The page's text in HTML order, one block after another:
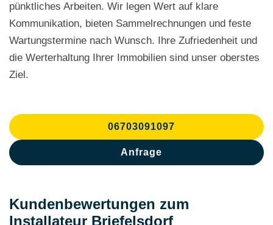
pünktliches Arbeiten. Wir legen Wert auf klare
Kommunikation, bieten Sammelrechnungen und feste
Wartungstermine nach Wunsch. Ihre Zufriedenheit und
die Werterhaltung Ihrer Immobilien sind unser oberstes
Ziel.
06703091097
Anfrage
Kundenbewertungen zum
Installateur Briefelsdorf